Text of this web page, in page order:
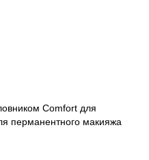
Comfort для
перманентного макияжа